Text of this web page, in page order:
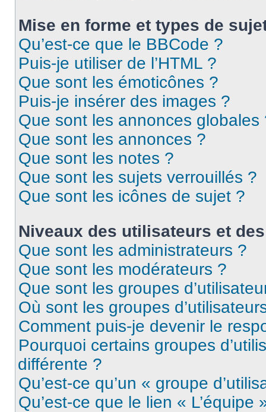
Mise en forme et types de
Qu’est-ce que le BBCode ?
Puis-je utiliser de l’HTML ?
Que sont les émoticônes ?
Puis-je insérer des images ?
Que sont les annonces globales
Que sont les annonces ?
Que sont les notes ?
Que sont les sujets verrouillés ?
Que sont les icônes de sujet ?
Niveaux des utilisateurs et
Que sont les administrateurs ?
Que sont les modérateurs ?
Que sont les groupes
Où sont les groupes
Comment puis-je devenir le
Pourquoi certains groupes
différente ?
Qu’est-ce qu’un « groupe
Qu’est-ce que le lien « L’équipe